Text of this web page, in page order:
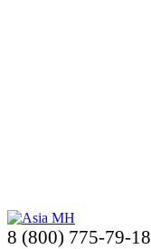
8 (800) 775-79-18